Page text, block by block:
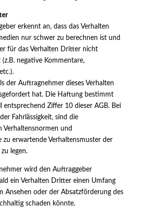
erkennt an, dass das Verhalten
nur schwer zu berechnen ist und
für das Verhalten Dritter nicht
negative Kommentare,
der Auftragnehmer dieses Verhalten
hat. Die Haftung bestimmt
entsprechend Ziffer 10 dieser AGB. Bei
Fahrlässigkeit, sind die
Verhaltensnormen und
zu erwartende Verhaltensmuster der
legen.
wird den Auftraggeber
ein Verhalten Dritter einen Umfang
Ansehen oder der Absatzförderung des
schaden könnte.